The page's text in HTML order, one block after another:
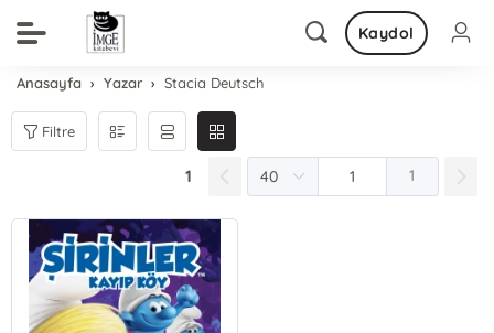
Kaydol
Anasayfa Yazar Stacia Deutsch
Filtre
1 1